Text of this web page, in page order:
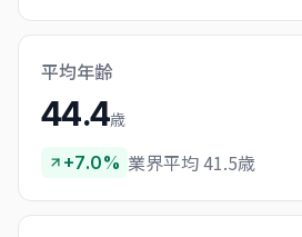
平均年齢
44.4歳
+7.0% 業界平均 41.5歳